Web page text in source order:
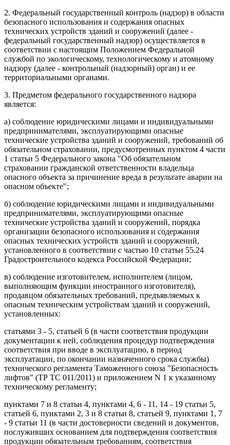
2. Федеральный государственный контроль (надзор) в области
безопасного использования и содержания опасных
технических устройств зданий и сооружений (далее -
федеральный государственный надзор) осуществляется в
соответствии с настоящим Положением Федеральной
службой по экологическому, технологическому и атомному
надзору (далее - контрольный (надзорный) орган) и ее
территориальными органами.
3. Предметом федерального государственного надзора
является:
а) соблюдение юридическими лицами и индивидуальными
предпринимателями, эксплуатирующими опасные
технические устройства зданий и сооружений, требований об
обязательном страховании, предусмотренных пунктом 4 части
1 статьи 5 Федерального закона "Об обязательном
страховании гражданской ответственности владельца
опасного объекта за причинение вреда в результате аварии на
опасном объекте";
б) соблюдение юридическими лицами и индивидуальными
предпринимателями, эксплуатирующими опасные
технические устройства зданий и сооружений, порядка
организации безопасного использования и содержания
опасных технических устройств зданий и сооружений,
установленного в соответствии с частью 10 статьи 55.24
Градостроительного кодекса Российской Федерации;
в) соблюдение изготовителем, исполнителем (лицом,
выполняющим функции иностранного изготовителя),
продавцом обязательных требований, предъявляемых к
опасным техническим устройствам зданий и сооружений,
установленных:
статьями 3 - 5, статьей 6 (в части соответствия продукции
документации к ней, соблюдения процедур подтверждения
соответствия при вводе в эксплуатацию, в период
эксплуатации, по окончании назначенного срока службы)
технического регламента Таможенного союза "Безопасность
лифтов" (ТР ТС 011/2011) и приложением N 1 к указанному
техническому регламенту;
пунктами 7 и 8 статьи 4, пунктами 4, 6 - 11, 14 - 19 статьи 5,
статьей 6, пунктами 2, 3 и 8 статьи 8, статьей 9, пунктами 1, 7
- 9 статьи 11 (в части достоверности сведений и документов,
послуживших основанием для подтверждения соответствия
продукции обязательным требованиям, соответствия